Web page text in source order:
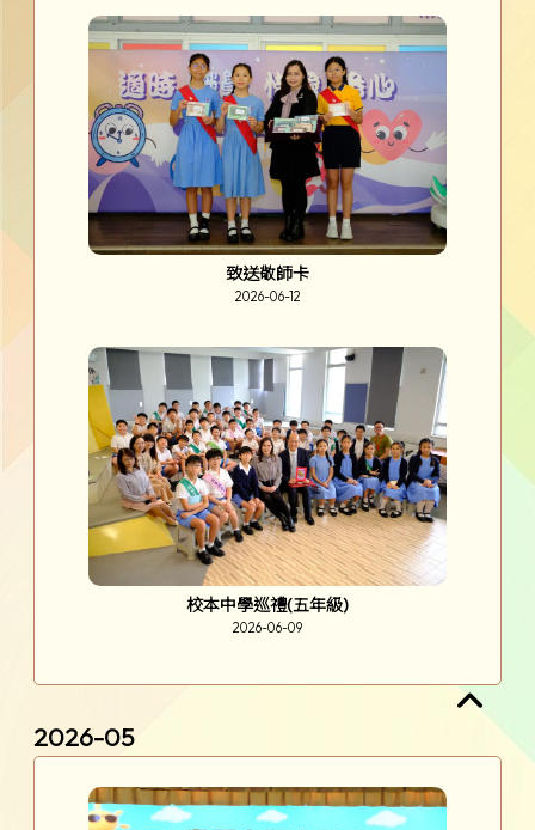
致送敬師卡
2026-06-12
校本中學巡禮(五年級)
2026-06-09
2026-05